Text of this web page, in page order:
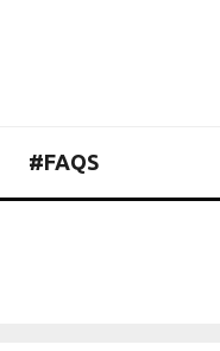
#FAQS